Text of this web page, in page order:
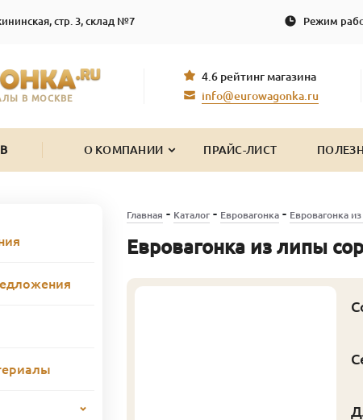
стр. 3, склад №7 Режим
В МОСКВЕ
4.6 рейтинг магазина
info@eurowagonka.ru
О КОМПАНИИ ПРАЙС-ЛИСТ
Главная - Каталог- Евровагонка- Евровагонка
Евровагонка из липы